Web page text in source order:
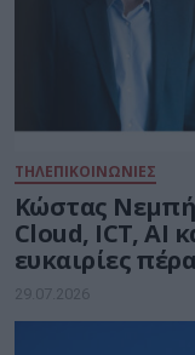
ΤΗΛΕΠΙΚΟΙΝΩΝΙΕΣ
Kώστας
Cloud, ICT, AI
ευκαιρίες
29.07.2026